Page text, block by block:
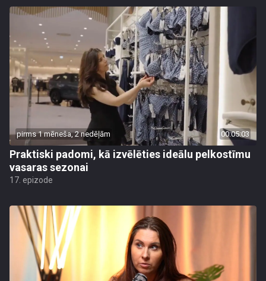
pirms 1 mēneša, 2 nedēļām 00:05:03
Praktiski padomi, kā izvēlēties ideālu pelkostīmu
vasaras sezonai
17. epizode